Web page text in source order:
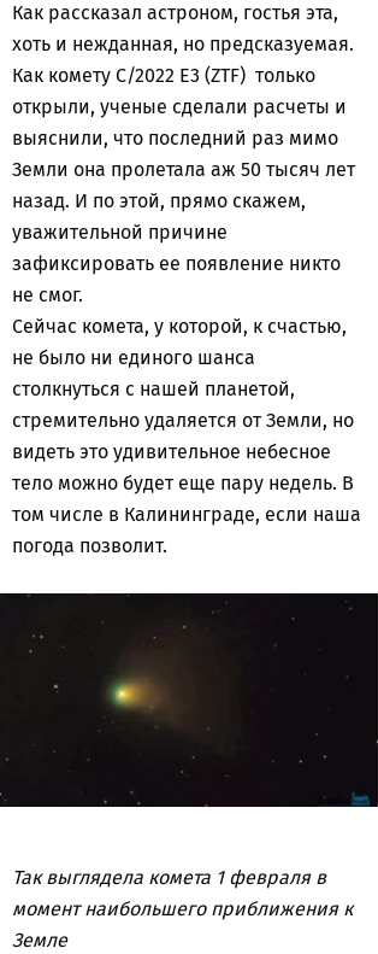
Как рассказал астроном, гостья эта,
хоть и нежданная, но предсказуемая.
Как комету C/2022 E3 (ZTF) только
открыли, ученые сделали расчеты и
выяснили, что последний раз мимо
Земли она пролетала аж 50 тысяч лет
назад. И по этой, прямо скажем,
уважительной причине
зафиксировать ее появление никто
не смог.
Сейчас комета, у которой, к счастью,
не было ни единого шанса
столкнуться с нашей планетой,
стремительно удаляется от Земли, но
видеть это удивительное небесное
тело можно будет еще пару недель. В
том числе в Калининграде, если наша
погода позволит.
Так выглядела комета 1 февраля в
момент наибольшего приближения к
Земле